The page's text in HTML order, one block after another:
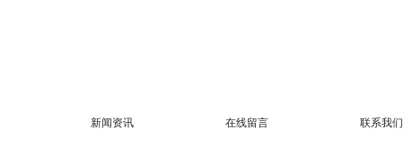
新闻资讯 在线留言 联系我们